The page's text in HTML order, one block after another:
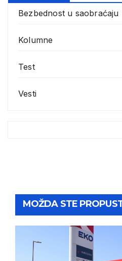
Bezbednost u saobraćaju
Kolumne
Test
Vesti
MOŽDA STE